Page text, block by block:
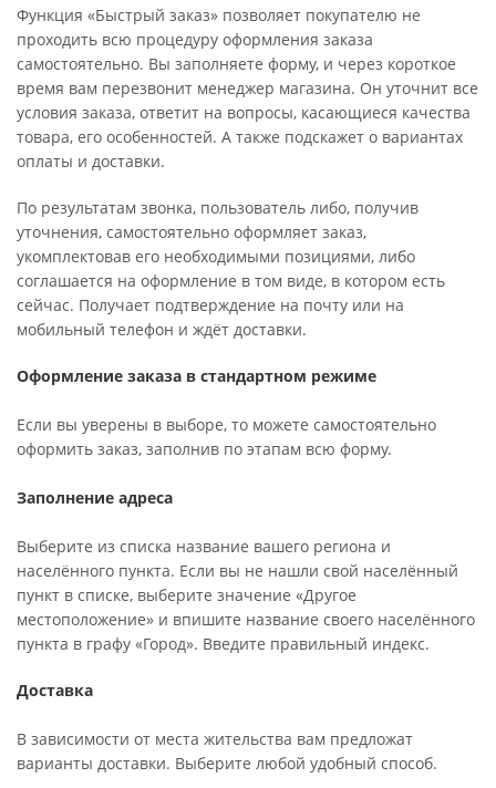
Функция «Быстрый заказ» позволяет покупателю не
проходить всю процедуру оформления заказа
самостоятельно. Вы заполняете форму, и через короткое
время вам перезвонит менеджер магазина. Он уточнит все
условия заказа, ответит на вопросы, касающиеся качества
товара, его особенностей. А также подскажет о вариантах
оплаты и доставки.
По результатам звонка, пользователь либо, получив
уточнения, самостоятельно оформляет заказ,
укомплектовав его необходимыми позициями, либо
соглашается на оформление в том виде, в котором есть
сейчас. Получает подтверждение на почту или на
мобильный телефон и ждёт доставки.
Оформление заказа в стандартном режиме
Если вы уверены в выборе, то можете самостоятельно
оформить заказ, заполнив по этапам всю форму.
Заполнение адреса
Выберите из списка название вашего региона и
населённого пункта. Если вы не нашли свой населённый
пункт в списке, выберите значение «Другое
местоположение» и впишите название своего населённого
пункта в графу «Город». Введите правильный индекс.
Доставка
В зависимости от места жительства вам предложат
варианты доставки. Выберите любой удобный способ.